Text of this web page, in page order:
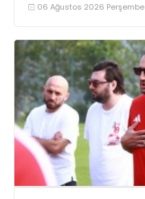
06 Ağustos 2026 Perşembe